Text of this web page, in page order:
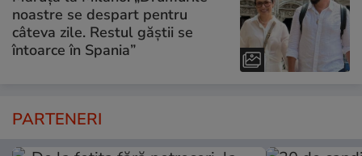
noastre se despart pentru
câteva zile. Restul găștii se
întoarce în Spania”
PARTENERI